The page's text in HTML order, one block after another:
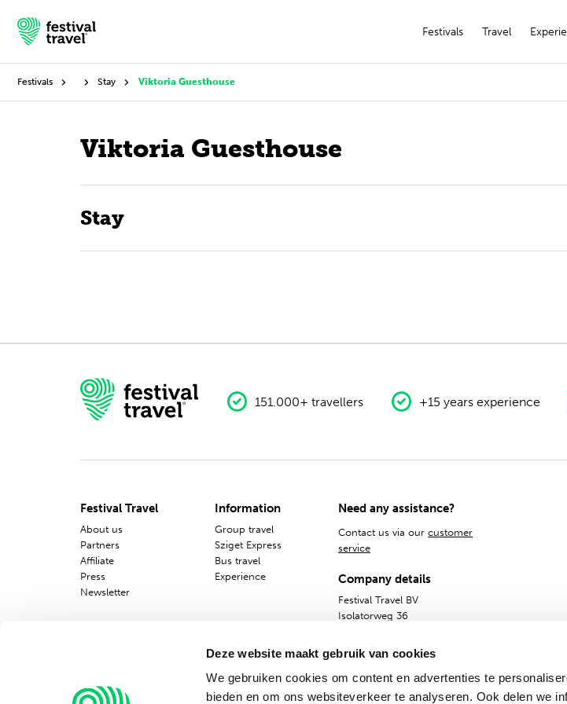
Deze website maakt gebruik van cookies
We gebruiken cookies om content en advertenties te
bieden en om ons websiteverkeer te analyseren. Ook delen we
Festivals Travel
Festivals
Experience
Contact
Festivals Stay Viktoria Guesthouse
Viktoria Guesthouse
Stay
151.000+ travellers +15 years experience
Festival Travel
About us
Partners
Affiliate
Press
Newsletter
Information
Group travel
Sziget Express
Bus travel
Experience
Need any assistance?
Contact us via our customer
service
Company details
Festival Travel BV
Isolatorweg 36